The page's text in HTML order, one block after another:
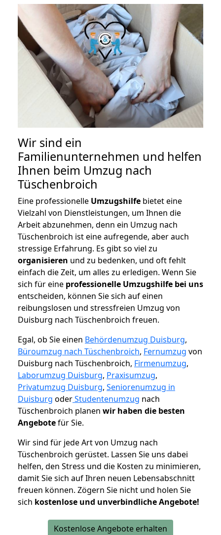
Wir sind ein
Familienunternehmen und helfen
Ihnen beim Umzug nach
Tüschenbroich
Eine professionelle Umzugshilfe bietet eine
Vielzahl von Dienstleistungen, um Ihnen die
Arbeit abzunehmen, denn ein Umzug nach
Tüschenbroich ist eine aufregende, aber auch
stressige Erfahrung. Es gibt so viel zu
organisieren und zu bedenken, und oft fehlt
einfach die Zeit, um alles zu erledigen. Wenn Sie
sich für eine professionelle Umzugshilfe bei uns
entscheiden, können Sie sich auf einen
reibungslosen und stressfreien Umzug von
Duisburg nach Tüschenbroich freuen.
Egal, ob Sie einen Behördenumzug Duisburg,
Büroumzug nach Tüschenbroich, Fernumzug von
Duisburg nach Tüschenbroich, Firmenumzug,
Laborumzug Duisburg, Praxisumzug,
Privatumzug Duisburg, Seniorenumzug in
Duisburg oderStudentenumzug nach
Tüschenbroich planen wir haben die besten
Angebotefür Sie.
Wir sind für jede Art von Umzug nach
Tüschenbroich gerüstet. Lassen Sie uns dabei
helfen, den Stress und die Kosten zu minimieren,
damit Sie sich auf Ihren neuen Lebensabschnitt
freuen können. Zögern Sie nicht und holen Sie
sich kostenlose und unverbindliche Angebote!
Kostenlose Angebote erhalten